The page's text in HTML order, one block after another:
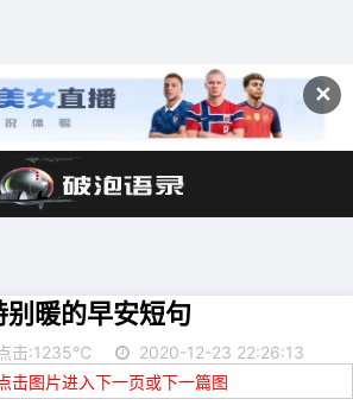
✕
别暖的早安短句
击:1235℃
2020-12-23 22:26:13
击图片进入下一页或下一篇图